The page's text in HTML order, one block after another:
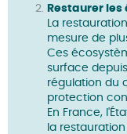
Restaurer
La
mesure de
Ces
surface
régulation du
protection
En France,
la